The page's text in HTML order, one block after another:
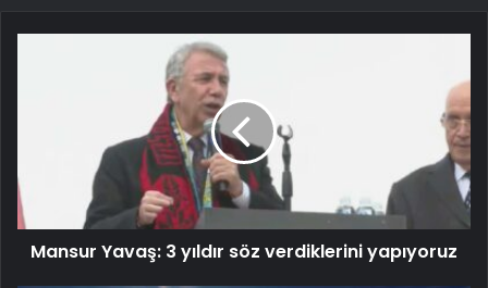
Mansur Yavaş: 3 yıldır söz verdiklerini yapıyoruz